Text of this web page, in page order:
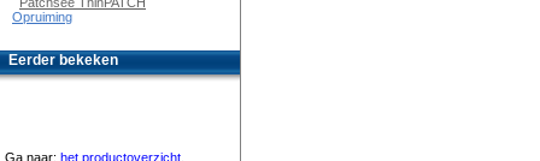
Opruiming
Eerder bekeken
Ga naar: het productoverzicht